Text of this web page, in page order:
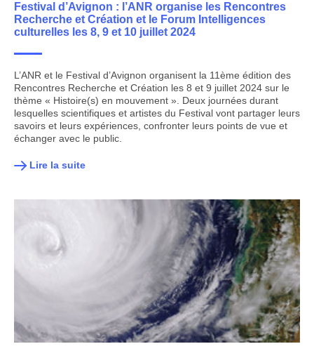
Festival d’Avignon : l’ANR organise les Rencontres
Recherche et Création et le Forum Intelligences
culturelles les 8, 9 et 10 juillet 2024
L’ANR et le Festival d’Avignon organisent la 11ème édition des
Rencontres Recherche et Création les 8 et 9 juillet 2024 sur le
thème « Histoire(s) en mouvement ». Deux journées durant
lesquelles scientifiques et artistes du Festival vont partager leurs
savoirs et leurs expériences, confronter leurs points de vue et
échanger avec le public.
Lire la suite